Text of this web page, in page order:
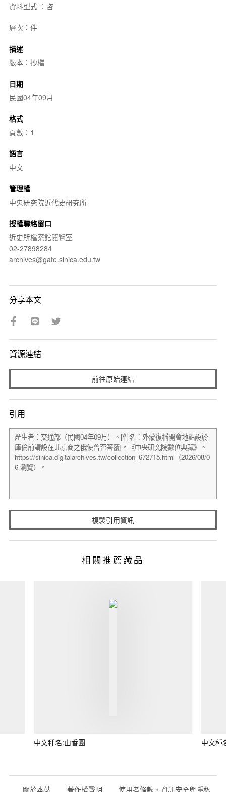
資料型式 ：咨
層次：件
描述
版本：抄檔
日期
民國04年09月
格式
頁數：1
語言
中文
管理權
中央研究院近代史研究所
授權聯絡窗口
近史所檔案館閱覽室
02-27898284
archives@gate.sinica.edu.tw
分享本文
資源連結
前往原始連結
引用
複製引用資訊
相關推薦藏品
中文種名:山香圓 中文種
關於本站 著作權聲明 使用者條款、資訊安全與隱私